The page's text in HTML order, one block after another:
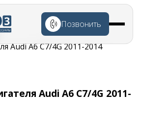
Позвонить
Audi A6 C7/4G 2011-2014
Audi A6 C7/4G 2011-